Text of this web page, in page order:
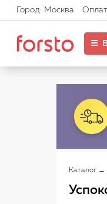
Город: Москва
Каталог →